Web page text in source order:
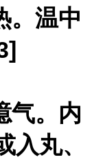
。温中
气。内
入丸、